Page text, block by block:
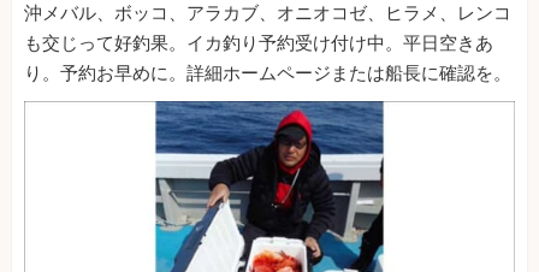
沖メバル、ボッコ、アラカブ、オニオコゼ、ヒラメ、レンコ
も交じって好釣果。イカ釣り予約受け付け中。平日空きあ
り。予約お早めに。詳細ホームページまたは船長に確認を。